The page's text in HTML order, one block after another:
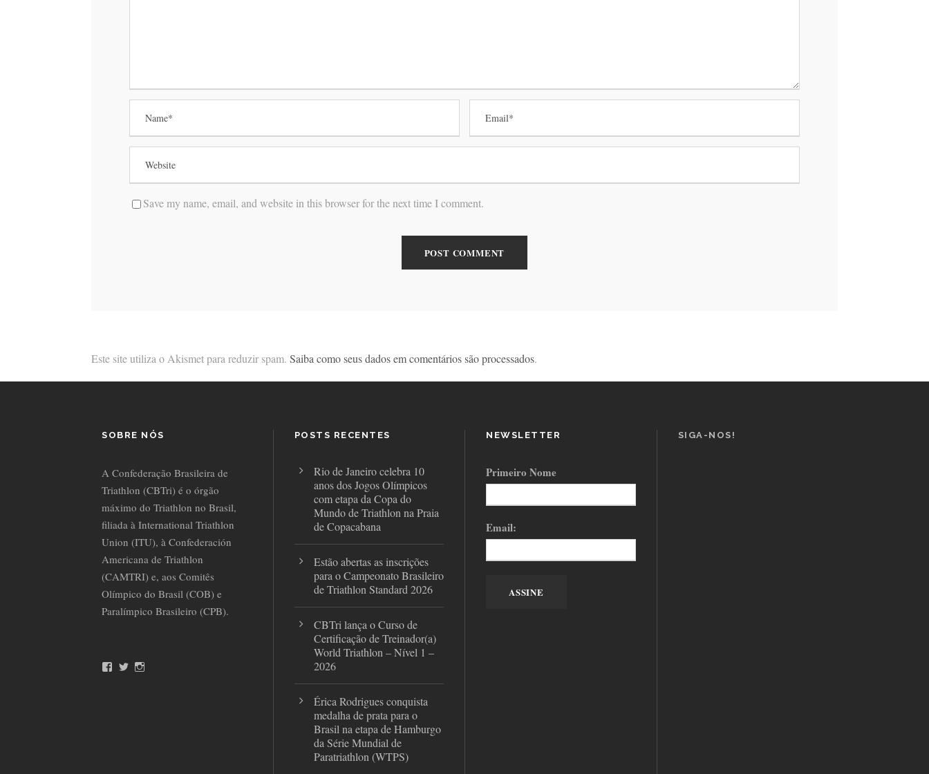
Save my name, email, and website in this browser for the next time I comment.
Este site utiliza o Akismet para reduzir spam. Saiba como seus dados em comentários são processados.
SOBRE NÓS
A Confederação Brasileira de
Triathlon (CBTri) é o órgão
máximo do Triathlon no Brasil,
filiada à International Triathlon
Union (ITU), à Confederación
Americana de Triathlon
(CAMTRI) e, aos Comitês
Olímpico do Brasil (COB) e
Paralímpico Brasileiro (CPB).
T
POSTS RECENTES
Rio de Janeiro celebra 10
anos dos Jogos Olímpicos
com etapa da Copa do
Mundo de Triathlon na Praia
de Copacabana
Estão abertas as inscrições
para o Campeonato Brasileiro
de Triathlon Standard 2026
CBTri lança o Curso de
Certificação de Treinador(a)
World Triathlon – Nível 1 –
2026
Érica Rodrigues conquista
medalha de prata para o
Brasil na etapa de Hamburgo
da Série Mundial de
Paratriathlon (WTPS)
NEWSLETTER
Primeiro Nome
Email:
SIGA-NOS!